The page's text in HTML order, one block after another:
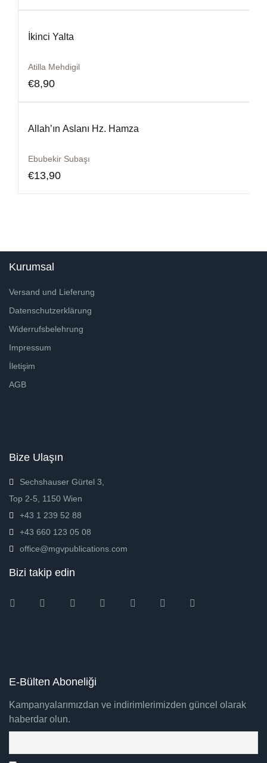
İkinci Yalta
Atilla Mehdigil
€8,90
Allah’ın Aslanı Hz. Hamza
Ebubekir Subaşı
€13,90
Kurumsal
Versand und Lieferung
Datenschutzerklärung
Widerrufsbelehrung
Impressum
İletişim
AGB
Bize Ulaşın
Sechshauser Gürtel 3,
Top 2-5, 1150 Wien
+43 1 239 52 88
+43 660 123 05 08
office@mgvpublications.com
Bizi takip edin
InstagramFacebookTwitter Amazon Pinterest
E-Bülten Aboneliği
Kampanyalarımızdan ve indirimlerimizden güncel olarak
haberdar olun.